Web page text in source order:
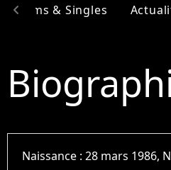
Albums & Singles
chevron_left
Naissance :28 mars 1986,